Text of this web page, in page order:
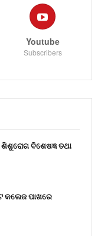
Youtube
Subscribers
ବିଶେଷଜ୍ଞ ତଥା
କଲେଜ ପାଖରେ